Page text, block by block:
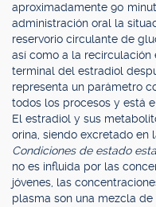
aproximadamente 90
administración oral la
reservorio circulante de
así como a la
terminal del estradiol
representa un parámetro
todos los procesos y está
El estradiol y sus
orina, siendo excretado en
Condiciones de estado
no es influida por las
jóvenes, las
plasma son una mezcla